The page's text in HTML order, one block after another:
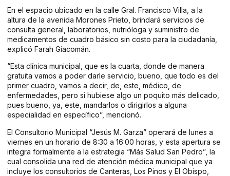
En el espacio ubicado en la calle Gral. Francisco Villa, a la
altura de la avenida Morones Prieto, brindará servicios de
consulta general, laboratorios, nutrióloga y suministro de
medicamentos de cuadro básico sin costo para la ciudadanía,
explicó Farah Giacomán.
“Esta clínica municipal, que es la cuarta, donde de manera
gratuita vamos a poder darle servicio, bueno, que todo es del
primer cuadro, vamos a decir, de, este, médico, de
enfermedades, pero si hubiese algo un poquito más delicado,
pues bueno, ya, este, mandarlos o dirigirlos a alguna
especialidad en específico”, mencionó.
El Consultorio Municipal “Jesús M. Garza” operará de lunes a
viernes en un horario de 8:30 a 16:00 horas, y esta apertura se
integra formalmente a la estrategia “Más Salud San Pedro”, la
cual consolida una red de atención médica municipal que ya
incluye los consultorios de Canteras, Los Pinos y El Obispo,